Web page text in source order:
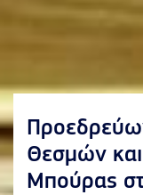
Θεσμών
Μπούρας